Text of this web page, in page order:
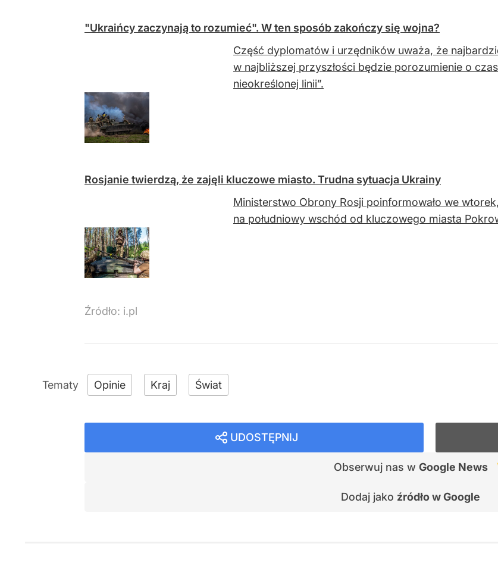
"Ukraińcy zaczynają to rozumieć". W ten sposób zakończy się wojna?
Część dyplomatów i urzędników uważa, że
w najbliższej przyszłości będzie porozumienie o
nieokreślonej linii”.
Rosjanie twierdzą, że zajęli kluczowe miasto. Trudna sytuacja Ukrainy
Ministerstwo Obrony Rosji poinformowało we
na południowy wschód od kluczowego miasta
Źródło: i.pl
Opinie Kraj Świat
UDOSTĘPNIJ
Obserwuj nas w Google News
Dodaj jako źródło w Google